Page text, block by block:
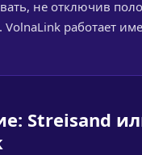
не отключив
VolnaLink работает
Streisand